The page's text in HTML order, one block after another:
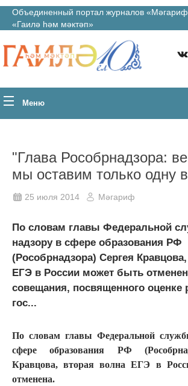
Объединенный портал журналов
«Гаилә һәм мәктәп»
Меню
"Глава Рособрнадзора:
мы оставим только одну
25 июля 2014 Мәгариф
По словам главы Федеральной
надзору в сфере образования РФ
(Рособрнадзора) Сергея
ЕГЭ в России может быть
совещания, посвященного оценке
гос...
По словам главы Федеральной
сфере образования РФ
Кравцова, вторая волна ЕГЭ в
отменена.